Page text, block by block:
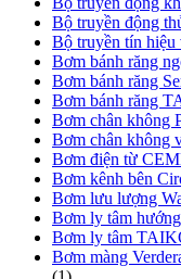
Bộ truyền động
Bộ truyền tín
Bơm bánh răng
Bơm bánh răng
Bơm bánh răng
Bơm chân không
Bơm chân không
Bơm điện từ
Bơm kênh bên
Bơm lưu lượng
Bơm ly tâm
Bơm ly tâm
Bơm màng